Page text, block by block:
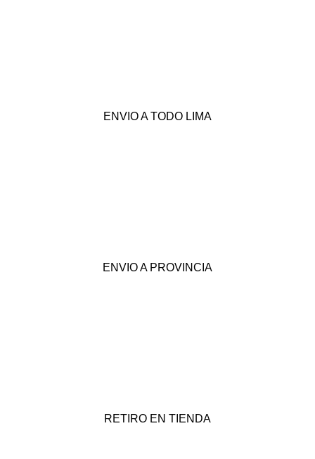
ENVIO A TODO LIMA
ENVIO A PROVINCIA
RETIRO EN TIENDA